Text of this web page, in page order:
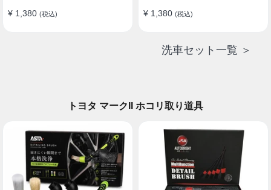
¥ 1,380 (税込) ¥ 1,380 (税込)
洗車セット一覧 ＞
トヨタ マークII ホコリ取り道具